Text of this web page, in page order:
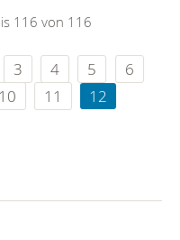
116 von 116
3 4 5
6
10 11 12